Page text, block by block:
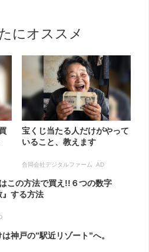
にオススメ
宝くじ当たる人だけがやって
いること、教えます
合同会社デジタルファーム AD
この方法で買え!!６つの数字
』する方法
神戸の”駅近リゾート”へ。